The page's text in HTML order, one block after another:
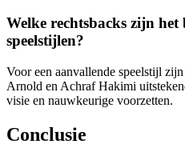
Welke rechtsbacks zijn het
speelstijlen?
Voor een aanvallende speelstijl
Arnold en Achraf Hakimi
visie en nauwkeurige voorzetten.
Conclusie